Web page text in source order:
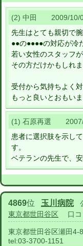
(2) 中田 2009/10/
先生はとても親切で
●●の●●●●の対応が冷
若い女性のスタッフ
その方だけかもしれ
受付から気持ちよく
もっと良いとおもいま
(1) 石原再選
患者に選択肢を示し
す。
ベテランの先生で、安
4869位 玉川病院
東京都世田谷区 口コ
東京都世田谷区瀬田4-
tel:03-3700-1151